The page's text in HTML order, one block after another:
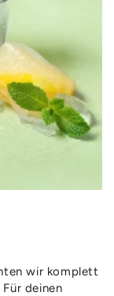
wir komplett
deinen